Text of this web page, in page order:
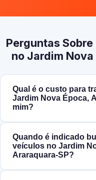
Perguntas
no Jardim Nova
Qual é o custo para
Jardim Nova Época,
mim?
Quando é indicado
veículos no Jardim
Araraquara‑SP?